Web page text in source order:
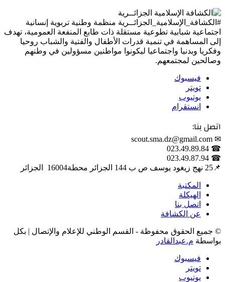
#الكشافة_الإسلامية_الجزائــرية منظمة وطنية تربوية إنسانية
اجتماعية شبابية تطوعية مستقلة ذات طابع المنفعة العمومية، تهدف
إلى المساهمة في تنمية قدرات الأطفال والفتية والشباب روحيا
وفكريا وبدنيا واجتماعيا ليكونوا مواطنين مسؤولين في وطنهم
وصالحين لمجتمعهم.
فيسبوك
تويتر
يوتيوب
انستقرام
اتصل بنا:
✉ scout.sma.dz@gmail.com
☎ 023.49.89.84
☎ 023.49.87.94
📌‎25 نهج زيغود يوسف ص ب 144 الجزائر محطة‎ 16004 الجزائر
المكتبة
الهيكلة
اتصل بنا
عن الكشافة
© جميع الحقوق محفوظة - القسم الوطني للإعلام والإتصال | بكل
بواسطة م.عبدالقادر
فيسبوك
تويتر
يوتيوب